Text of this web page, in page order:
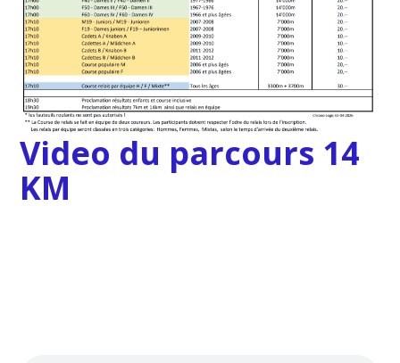
Video du parcours 14
KM